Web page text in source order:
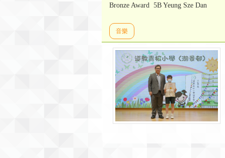
Bronze Award 5B Yeung Sze Dan
音樂